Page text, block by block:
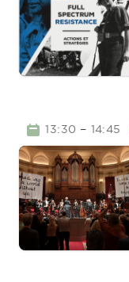
TIME13:30 – 14:45